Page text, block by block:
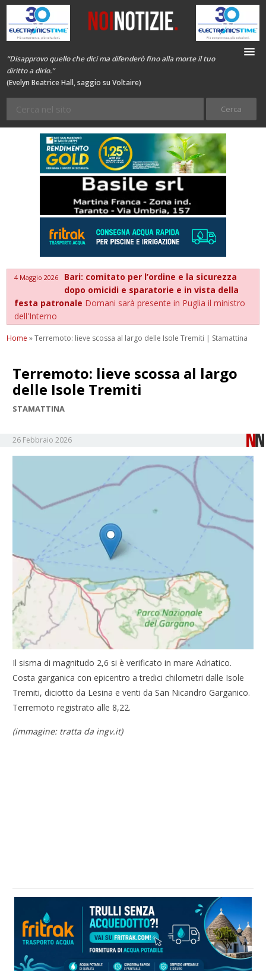
“Disapprovo quello che dici ma difenderò fino alla morte il tuo
diritto a dirlo.”
(Evelyn Beatrice Hall, saggio su Voltaire)
4 Maggio 2026
Bari: comitato per l’ordine e la sicurezza
dopo omicidi e sparatorie e in vista della
festa patronale Domani sarà presente in Puglia il ministro
dell'Interno
Home »Terremoto: lieve scossa al largo delle Isole Tremiti | Stamattina
Terremoto: lieve scossa al largo
delle Isole Tremiti
STAMATTINA
26 Febbraio 2026
Il sisma di magnitudo 2,6 si è verificato in mare Adriatico.
Costa garganica con epicentro a tredici chilometri dalle Isole
Tremiti, diciotto da Lesina e venti da San Nicandro Garganico.
Terremoto registrato alle 8,22.
(immagine: tratta da ingv.it)